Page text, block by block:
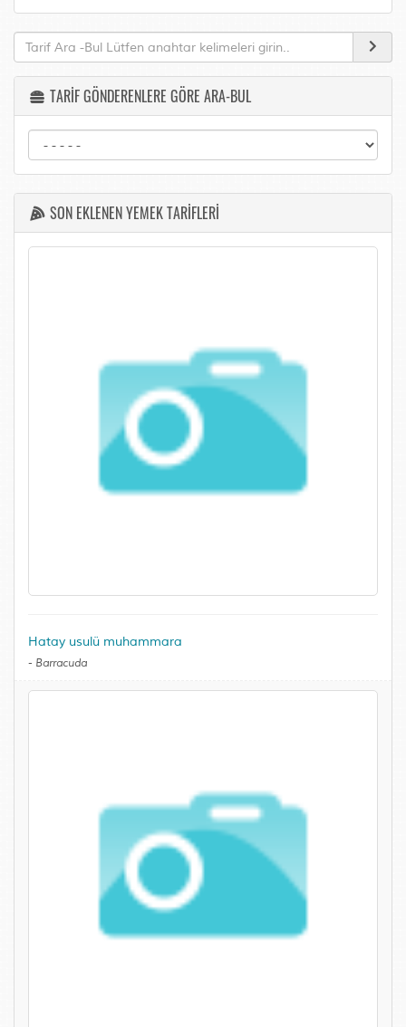
TARİF GÖNDERENLERE GÖRE ARA-BUL
SON EKLENEN YEMEK TARİFLERİ
Hatay usulü muhammara
- Barracuda